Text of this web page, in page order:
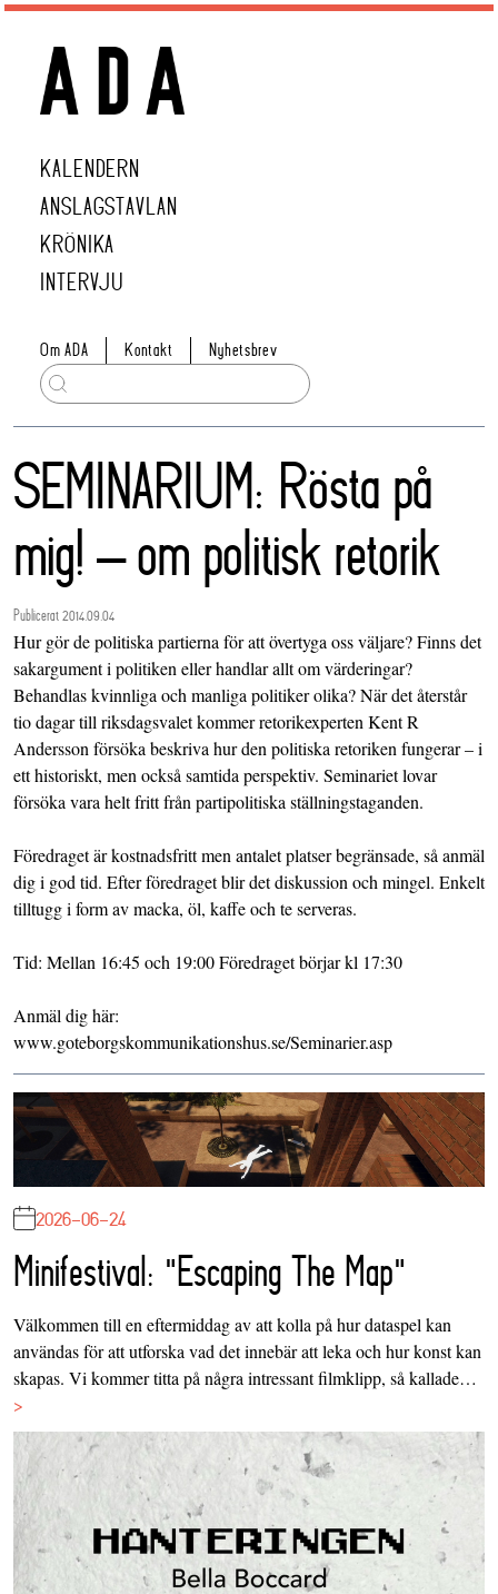
KALENDERN
ANSLAGSTAVLAN
KRÖNIKA
INTERVJU
Om ADA Kontakt Nyhetsbrev
SEMINARIUM: Rösta på
mig! – om politisk retorik
Publicerat 2014.09.04
Hur gör de politiska partierna för att övertyga oss väljare? Finns det
sakargument i politiken eller handlar allt om värderingar?
Behandlas kvinnliga och manliga politiker olika? När det återstår
tio dagar till riksdagsvalet kommer retorikexperten Kent R
Andersson försöka beskriva hur den politiska retoriken fungerar – i
ett historiskt, men också samtida perspektiv. Seminariet lovar
försöka vara helt fritt från partipolitiska ställningstaganden.
Föredraget är kostnadsfritt men antalet platser begränsade, så anmäl
dig i god tid. Efter föredraget blir det diskussion och mingel. Enkelt
tilltugg i form av macka, öl, kaffe och te serveras.
Tid: Mellan 16:45 och 19:00 Föredraget börjar kl 17:30
Anmäl dig här:
www.goteborgskommunikationshus.se/Seminarier.asp
2026-06-24
Minifestival: "Escaping The Map"
Välkommen till en eftermiddag av att kolla på hur dataspel kan
användas för att utforska vad det innebär att leka och hur konst kan
skapas. Vi kommer titta på några intressant filmklipp, så kallade…
>